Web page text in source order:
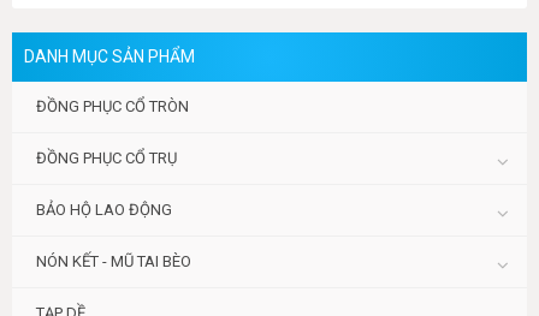
DANH MỤC SẢN PHẨM
ĐỒNG PHỤC CỔ TRÒN
ĐỒNG PHỤC CỔ TRỤ
BẢO HỘ LAO ĐỘNG
NÓN KẾT - MŨ TAI BÈO